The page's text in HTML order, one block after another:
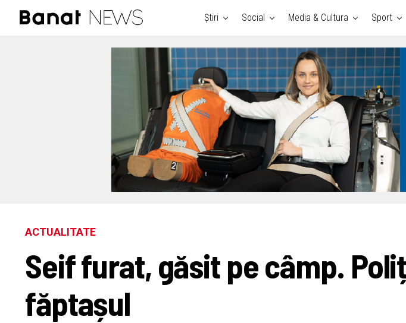
Știri Social Media & Cultura Sport
ACTUALITATE
Seif furat, găsit pe câmp.
făptașul